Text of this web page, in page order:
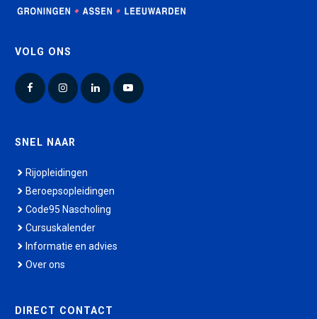
VOLG ONS
FacebookInstagramLinkedInYouTube
SNEL NAAR
Rijopleidingen
Beroepsopleidingen
Code95 Nascholing
Cursuskalender
Informatie en advies
Over ons
DIRECT CONTACT